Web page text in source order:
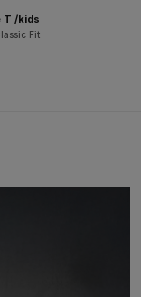
T /kids
Fit